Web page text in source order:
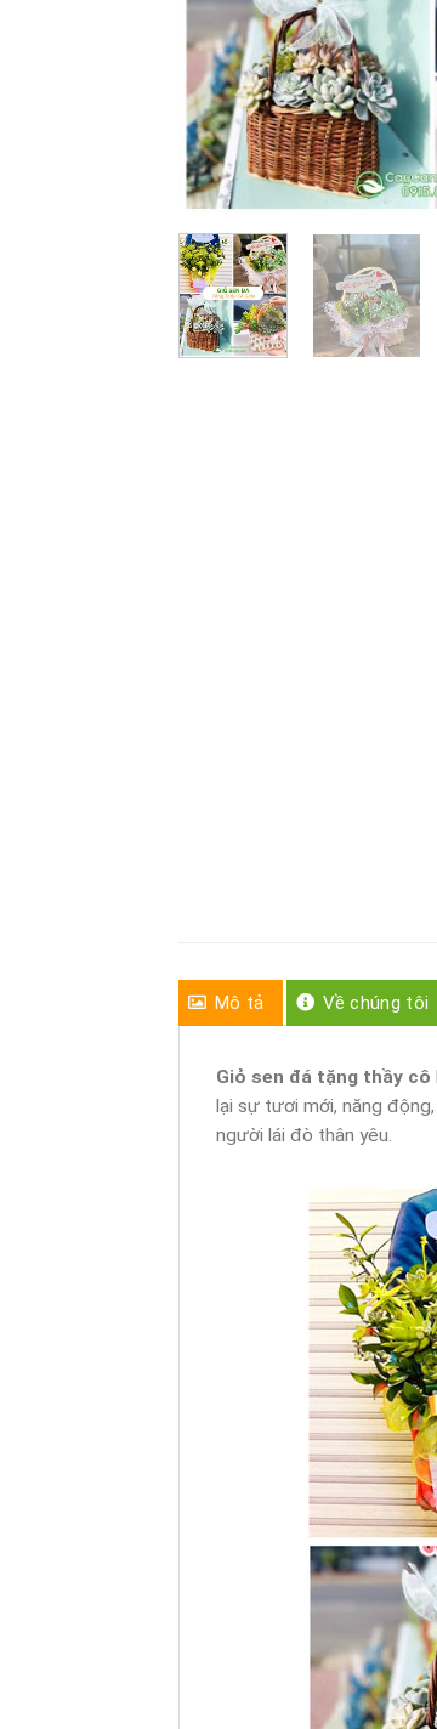
Mô tả Về chúng tôi
Giỏ sen đá tặng thầy cô
lại sự tươi mới, năng
người lái đò thân yêu.